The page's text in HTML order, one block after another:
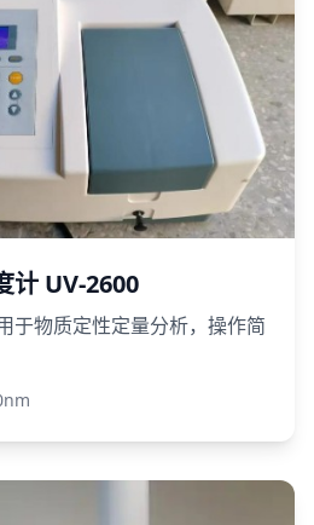
计 UV-2600
于物质定性定量分析，操作简